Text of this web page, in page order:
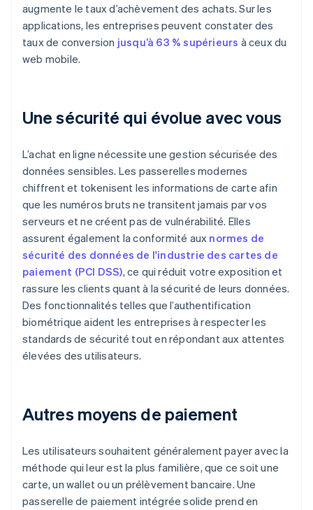
augmente le taux d’achèvement des achats. Sur les
applications, les entreprises peuvent constater des
taux de conversion jusqu’à 63 % supérieurs à ceux du
web mobile.
Une sécurité qui évolue avec vous
L’achat en ligne nécessite une gestion sécurisée des
données sensibles. Les passerelles modernes
chiffrent et tokenisent les informations de carte afin
que les numéros bruts ne transitent jamais par vos
serveurs et ne créent pas de vulnérabilité. Elles
assurent également la conformité aux normes de
sécurité des données de l'industrie des cartes de
paiement (PCI DSS), ce qui réduit votre exposition et
rassure les clients quant à la sécurité de leurs données.
Des fonctionnalités telles que l’authentification
biométrique aident les entreprises à respecter les
standards de sécurité tout en répondant aux attentes
élevées des utilisateurs.
Autres moyens de paiement
Les utilisateurs souhaitent généralement payer avec la
méthode qui leur est la plus familière, que ce soit une
carte, un wallet ou un prélèvement bancaire. Une
passerelle de paiement intégrée solide prend en